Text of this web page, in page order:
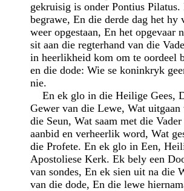
gekruisig is onder Pontius
begrawe, En die derde dag het hy
weer opgestaan, En het opgevaar
sit aan die regterhand van die
in heerlikheid kom om te oordeel
en die dode: Wie se koninkryk
nie.
En ek glo in die Heilige Gees,
Gewer van die Lewe, Wat uitgaan
die Seun, Wat saam met die
aanbid en verheerlik word, Wat
die Profete. En ek glo in Een,
Apostoliese Kerk. Ek bely een
van sondes, En ek sien uit na die
van die dode, En die lewe